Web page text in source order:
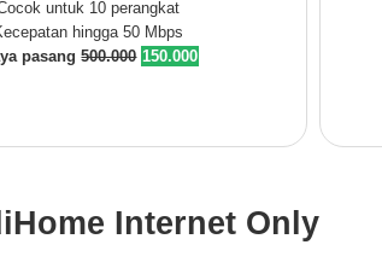
untuk 10 perangkat
hingga 50 Mbps
pasang500.000 150.000
Internet Only